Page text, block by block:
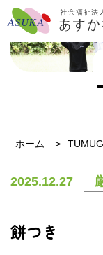
ホーム
2025.12.27
餅つき